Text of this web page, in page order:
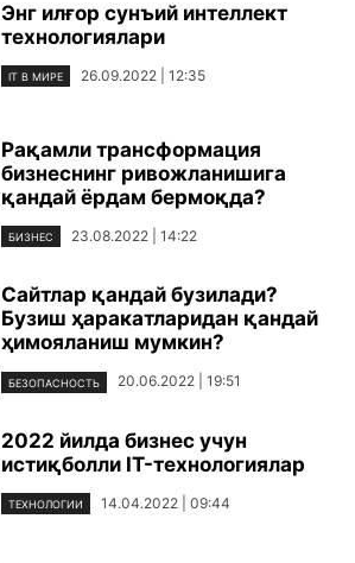
Энг илғор сунъий интеллект
технологиялари
IT В МИРЕ 26.09.2022 | 12:35
Рақамли трансформация
бизнеснинг ривожланишига
қандай ёрдам бермоқда?
БИЗНЕС 23.08.2022 | 14:22
Сайтлар қандай бузилади?
Бузиш ҳаракатларидан қандай
ҳимояланиш мумкин?
БЕЗОПАСНОСТЬ 20.06.2022 | 19:51
2022 йилда бизнес учун
истиқболли IT-технологиялар
ТЕХНОЛОГИИ 14.04.2022 | 09:44